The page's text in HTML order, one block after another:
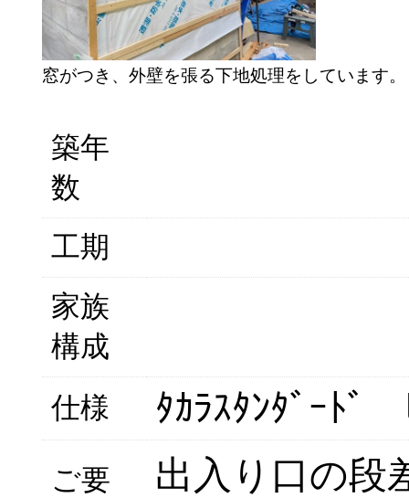
窓がつき、外壁を張る下地処理をしています。
築年
数
工期
家族
構成
仕様
ﾀｶﾗｽﾀﾝﾀﾞｰﾄﾞ
ご要
出入り口の段